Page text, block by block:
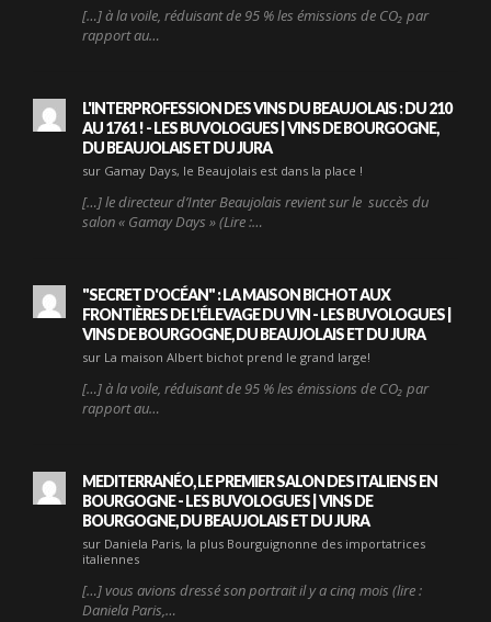
[…] à la voile, réduisant de 95 % les émissions de CO₂ par
rapport au…
L'INTERPROFESSION DES VINS DU BEAUJOLAIS : DU 210
AU 1761 ! - LES BUVOLOGUES | VINS DE BOURGOGNE,
DU BEAUJOLAIS ET DU JURA
sur Gamay Days, le Beaujolais est dans la place !
[…] le directeur d’Inter Beaujolais revient sur le succès du
salon « Gamay Days » (Lire :…
"SECRET D'OCÉAN" : LA MAISON BICHOT AUX
FRONTIÈRES DE L'ÉLEVAGE DU VIN - LES BUVOLOGUES |
VINS DE BOURGOGNE, DU BEAUJOLAIS ET DU JURA
sur La maison Albert bichot prend le grand large!
[…] à la voile, réduisant de 95 % les émissions de CO₂ par
rapport au…
MEDITERRANÉO, LE PREMIER SALON DES ITALIENS EN
BOURGOGNE - LES BUVOLOGUES | VINS DE
BOURGOGNE, DU BEAUJOLAIS ET DU JURA
sur Daniela Paris, la plus Bourguignonne des importatrices
italiennes
[…] vous avions dressé son portrait il y a cinq mois (lire :
Daniela Paris,…